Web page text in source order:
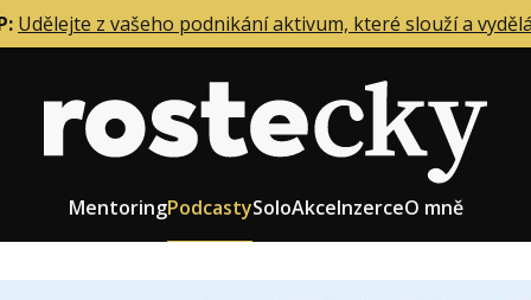
Udělejte z vašeho podnikání aktivum, které slouží a
MentoringPodcastySoloAkceInzerceO mně